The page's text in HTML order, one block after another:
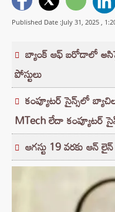
Published Date :July 31, 2025 ,
బ్యాంక్ ఆఫ్ బరోడాలో
పోస్టులు
కంప్యూటర్ సైన్స్‌లో
MTech లేదా కంప్యూటర్
ఆగస్టు 19 వరకు ఆన్